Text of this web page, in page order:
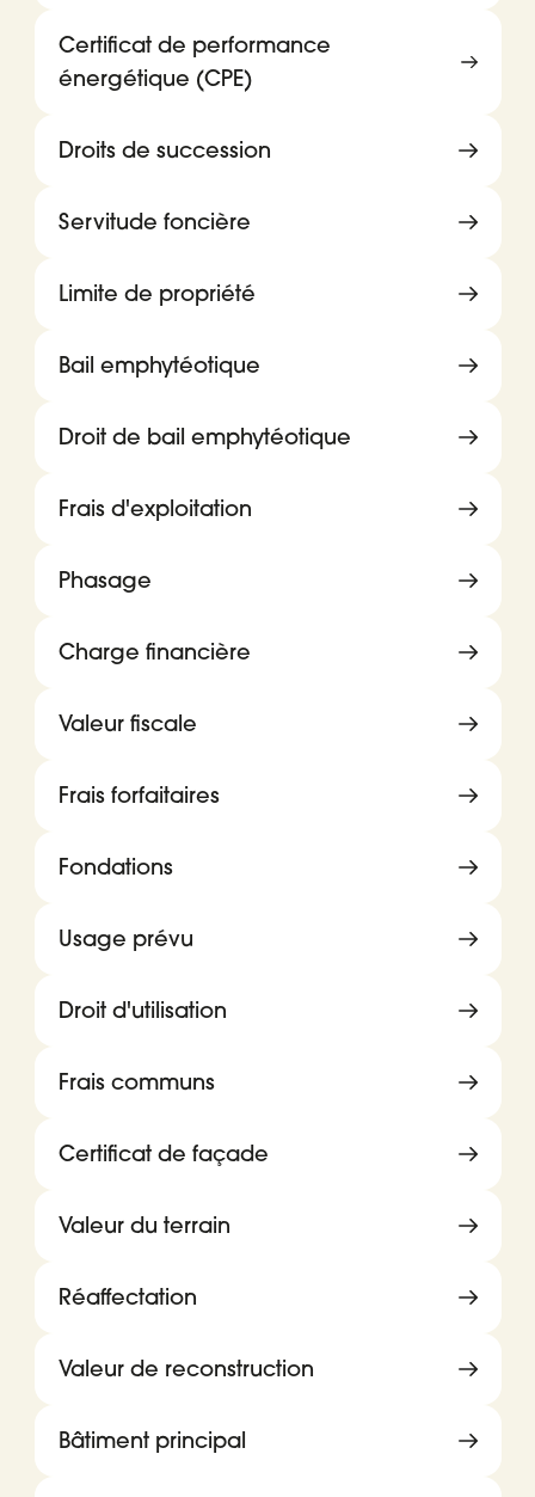
Certificat de performance
énergétique (CPE)
Droits de succession
Servitude foncière
Limite de propriété
Bail emphytéotique
Droit de bail emphytéotique
Frais d'exploitation
Phasage
Charge financière
Valeur fiscale
Frais forfaitaires
Fondations
Usage prévu
Droit d'utilisation
Frais communs
Certificat de façade
Valeur du terrain
Réaffectation
Valeur de reconstruction
Bâtiment principal